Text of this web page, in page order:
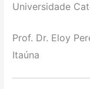
Universidade
Prof. Dr. Eloy
Itaúna